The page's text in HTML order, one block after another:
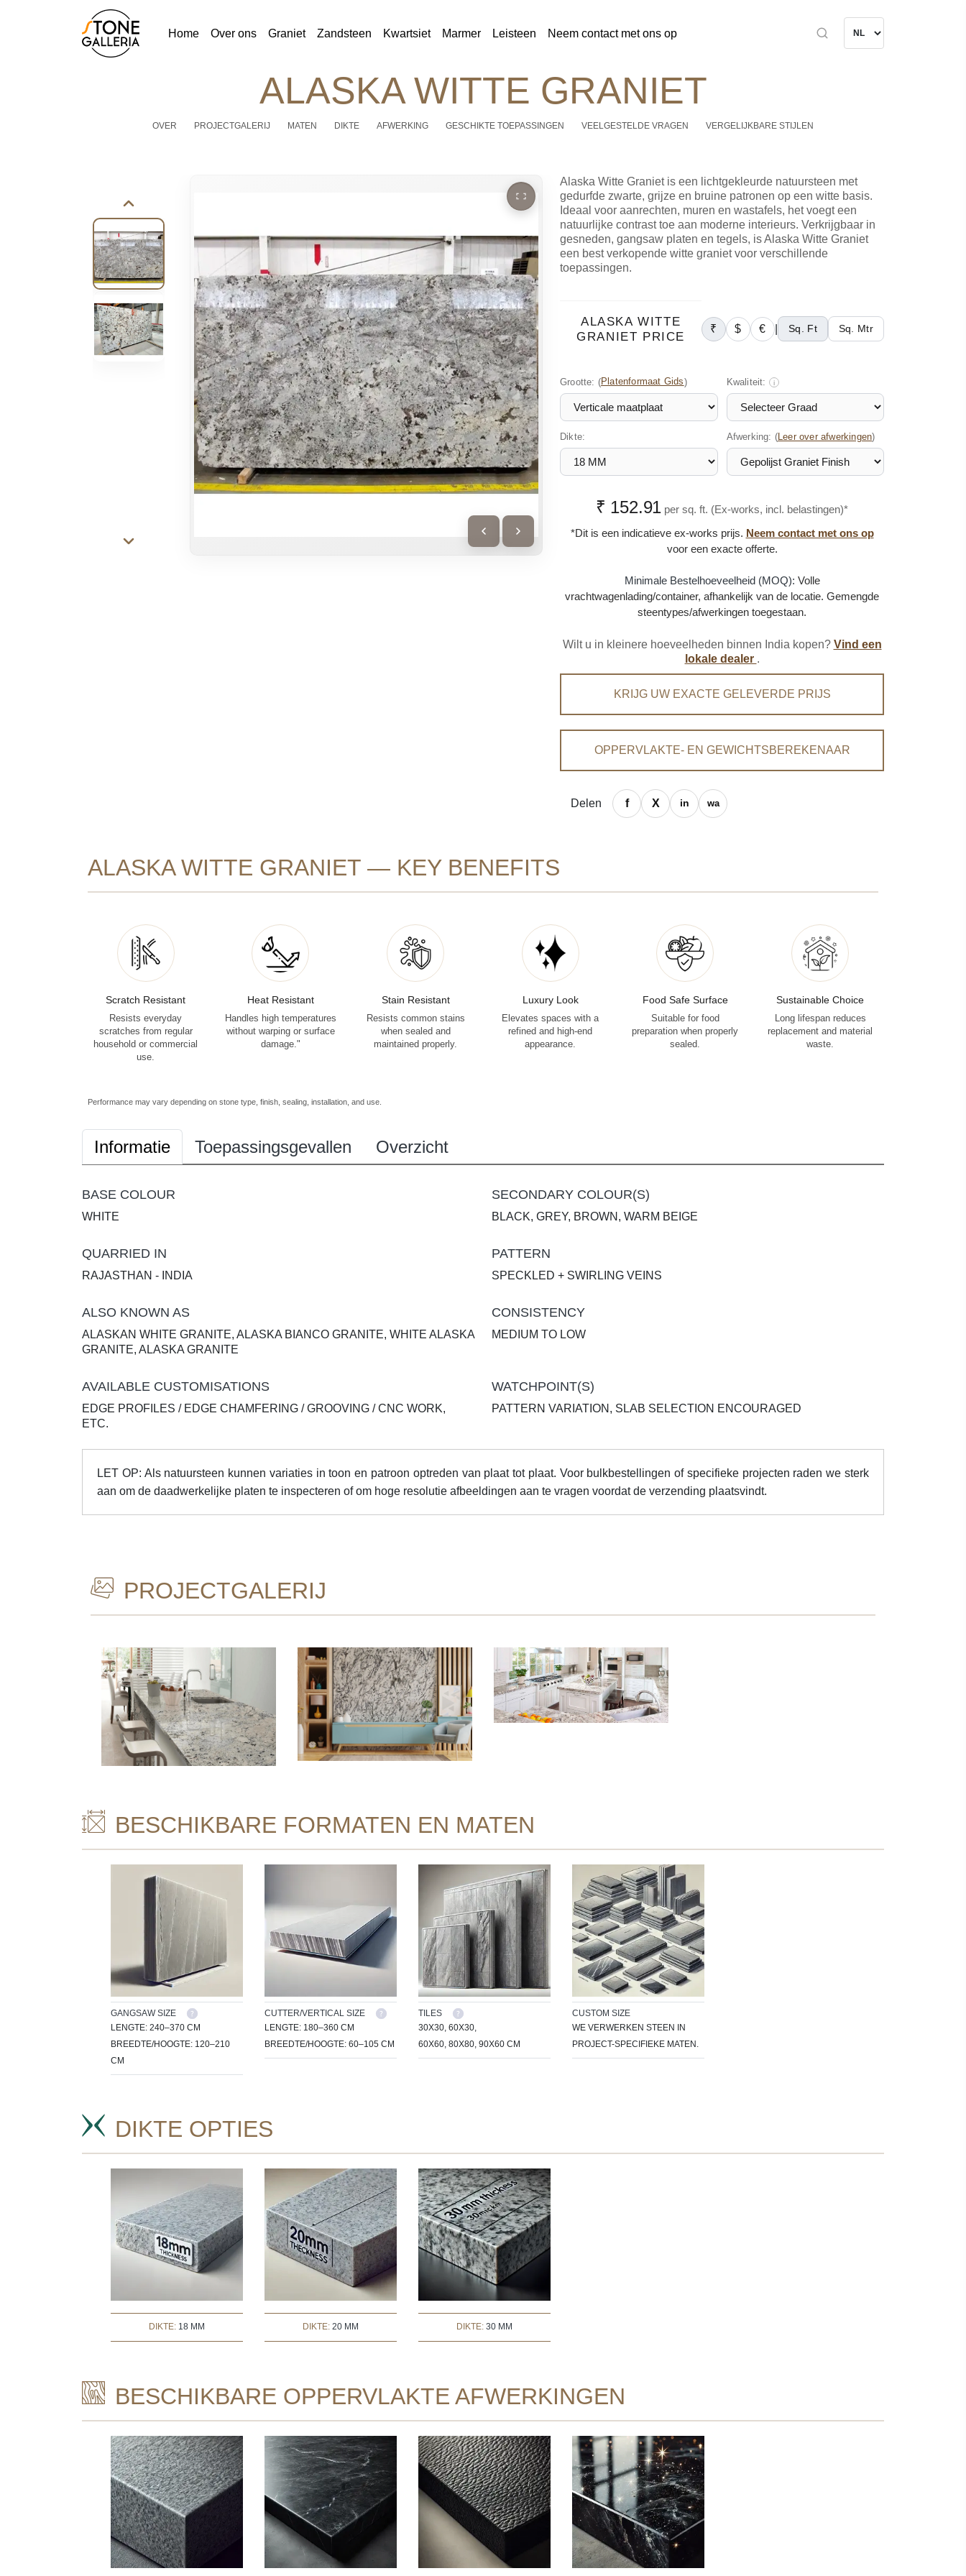
Home Over ons Graniet Zandsteen Kwartsiet Marmer Leisteen Neem contact met ons op
ALASKA WITTE GRANIET
OVER PROJECTGALERIJ MATEN DIKTE AFWERKING GESCHIKTE TOEPASSINGEN VEELGESTELDE VRAGEN VERGELIJKBARE STIJLEN
Alaska Witte Graniet is een lichtgekleurde natuursteen met
gedurfde zwarte, grijze en bruine patronen op een witte basis.
Ideaal voor aanrechten, muren en wastafels, het voegt een
natuurlijke contrast toe aan moderne interieurs. Verkrijgbaar in
gesneden, gangsaw platen en tegels, is Alaska Witte Graniet
een best verkopende witte graniet voor verschillende
toepassingen.
ALASKA WITTE
GRANIET PRICE
₹ $ € Sq. Ft Sq. Mtr
Grootte: (Platenformaat Gids) Kwaliteit: i
Dikte: Afwerking: (Leer over afwerkingen)
₹ 152.91 per sq. ft. (Ex-works, incl. belastingen)*
*Dit is een indicatieve ex-works prijs. Neem contact met ons op
voor een exacte offerte.
Minimale Bestelhoeveelheid (MOQ): Volle
vrachtwagenlading/container, afhankelijk van de locatie. Gemengde
steentypes/afwerkingen toegestaan.
Wilt u in kleinere hoeveelheden binnen India kopen? Vind een
lokale dealer .
KRIJG UW EXACTE GELEVERDE PRIJS
OPPERVLAKTE- EN GEWICHTSBEREKENAAR
Delen
ALASKA WITTE GRANIET — KEY BENEFITS
Scratch Resistant
Resists everyday
scratches from regular
household or commercial
use.
Heat Resistant
Handles high temperatures
without warping or surface
damage."
Stain Resistant
Resists common stains
when sealed and
maintained properly.
Luxury Look
Elevates spaces with a
refined and high-end
appearance.
Food Safe Surface
Suitable for food
preparation when properly
sealed.
Sustainable Choice
Long lifespan reduces
replacement and material
waste.
Performance may vary depending on stone type, finish, sealing, installation, and use.
Informatie Toepassingsgevallen Overzicht
BASE COLOUR
WHITE
SECONDARY COLOUR(S)
BLACK, GREY, BROWN, WARM BEIGE
QUARRIED IN
RAJASTHAN - INDIA
PATTERN
SPECKLED + SWIRLING VEINS
ALSO KNOWN AS
ALASKAN WHITE GRANITE, ALASKA BIANCO GRANITE, WHITE ALASKA
GRANITE, ALASKA GRANITE
CONSISTENCY
MEDIUM TO LOW
AVAILABLE CUSTOMISATIONS
EDGE PROFILES / EDGE CHAMFERING / GROOVING / CNC WORK,
ETC.
WATCHPOINT(S)
PATTERN VARIATION, SLAB SELECTION ENCOURAGED
LET OP: Als natuursteen kunnen variaties in toon en patroon optreden van plaat tot plaat. Voor bulkbestellingen of specifieke projecten raden we sterk
aan om de daadwerkelijke platen te inspecteren of om hoge resolutie afbeeldingen aan te vragen voordat de verzending plaatsvindt.
PROJECTGALERIJ
BESCHIKBARE FORMATEN EN MATEN
GANGSAW SIZE
LENGTE: 240–370 CM
BREEDTE/HOOGTE: 120–210
CM
CUTTER/VERTICAL SIZE
LENGTE: 180–360 CM
BREEDTE/HOOGTE: 60–105 CM
TILES
30X30, 60X30,
60X60, 80X80, 90X60 CM
CUSTOM SIZE
WE VERWERKEN STEEN IN
PROJECT-SPECIFIEKE MATEN.
DIKTE OPTIES
DIKTE: 18 MM DIKTE: 20 MM DIKTE: 30 MM
BESCHIKBARE OPPERVLAKTE AFWERKINGEN